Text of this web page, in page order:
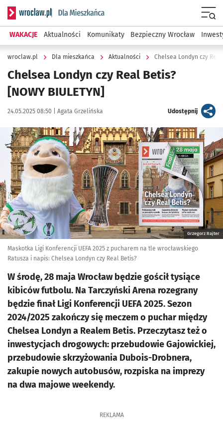
Serwis informacyjny wroclaw.pl podserwis: Dla mieszkańca
WAKACJE Aktualności Komunikaty Bezpieczny Wrocław
wroclaw.pl Dla mieszkańca Aktualności Chelsea Londyn czy Real
Chelsea Londyn czy Real Betis?
[NOWY BIULETYN]
Data publikacji:
24.05.2025 08:50 | Autor:
Agata Grzelińska Udostępnijartykuł
Kliknij, aby powiększyć
Grzegorz Rajter
Maskotka Ligi Konferencji UEFA 2025 z pucharem na tle wrocławskiego
Ratusza i napis: Chelsea Londyn czy Real Betis?
W środę, 28 maja Wrocław będzie gościł tysiące
kibiców futbolu. Na Tarczyński Arena rozegrany
będzie finał Ligi Konferencji UEFA 2025. Sezon
2024/2025 zakończy się meczem o puchar między
Chelsea Londyn a Realem Betis. Przeczytasz też o
inwestycjach drogowych: przebudowie Gajowickiej,
przebudowie skrzyżowania Dubois-Drobnera,
zakupie nowych autobusów, rozpiska na imprezy
na dwa majowe weekendy.
REKLAMA